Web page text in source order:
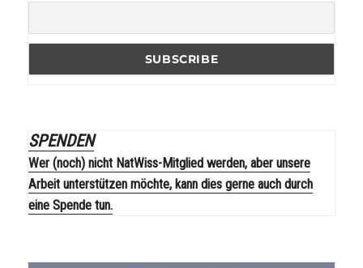
SPENDEN
Wer (noch) nicht NatWiss-Mitglied werden, aber unsere
Arbeit unterstützen möchte, kann dies gerne auch durch
eine Spende tun.